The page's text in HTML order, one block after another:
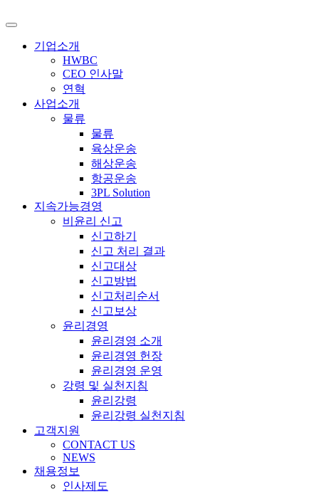
기업소개
HWBC
CEO 인사말
연혁
사업소개
물류
물류
육상운송
해상운송
항공운송
3PL Solution
지속가능경영
비윤리 신고
신고하기
신고 처리 결과
신고대상
신고방법
신고처리순서
신고보상
윤리경영
윤리경영 소개
윤리경영 헌장
윤리경영 운영
강령 및 실천지침
윤리강령
윤리강령 실천지침
고객지원
CONTACT US
NEWS
채용정보
인사제도